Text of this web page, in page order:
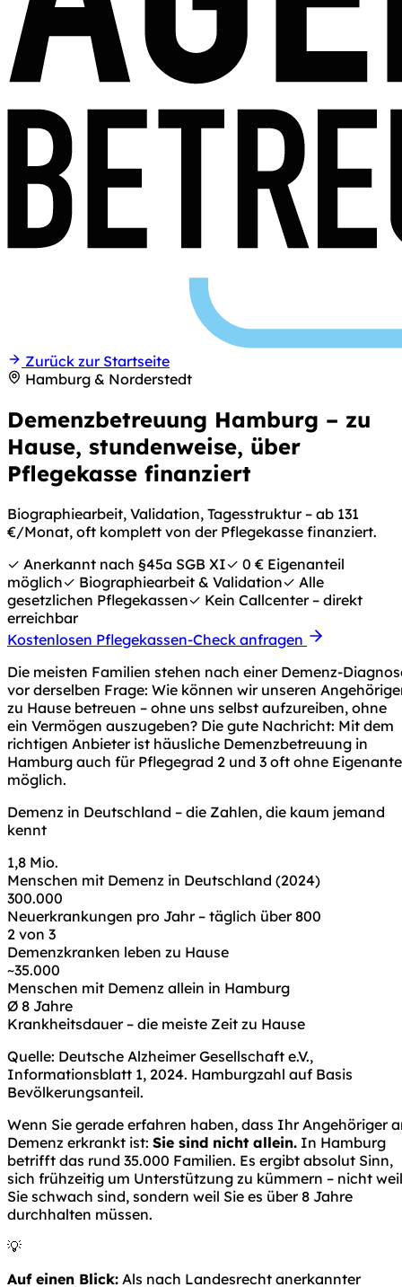
Zurück zur Startseite
Hamburg & Norderstedt
Demenzbetreuung Hamburg – zu
Hause, stundenweise, über
Pflegekasse finanziert
Biographiearbeit, Validation, Tagesstruktur – ab 131
€/Monat, oft komplett von der Pflegekasse finanziert.
✓ Anerkannt nach §45a SGB XI✓ 0 € Eigenanteil
möglich✓ Biographiearbeit & Validation✓ Alle
gesetzlichen Pflegekassen✓ Kein Callcenter – direkt
erreichbar
Kostenlosen Pflegekassen-Check anfragen
Die meisten Familien stehen nach einer Demenz-
vor derselben Frage: Wie können wir unseren
zu Hause betreuen – ohne uns selbst aufzureiben, ohne
ein Vermögen auszugeben? Die gute Nachricht: Mit dem
richtigen Anbieter ist häusliche Demenzbetreuung in
Hamburg auch für Pflegegrad 2 und 3 oft ohne
möglich.
Demenz in Deutschland – die Zahlen, die kaum jemand
kennt
1,8 Mio.
Menschen mit Demenz in Deutschland (2024)
300.000
Neuerkrankungen pro Jahr – täglich über 800
2 von 3
Demenzkranken leben zu Hause
~35.000
Menschen mit Demenz allein in Hamburg
Ø 8 Jahre
Krankheitsdauer – die meiste Zeit zu Hause
Quelle: Deutsche Alzheimer Gesellschaft e.V.,
Informationsblatt 1, 2024. Hamburgzahl auf Basis
Bevölkerungsanteil.
Wenn Sie gerade erfahren haben, dass Ihr Angehöriger
Demenz erkrankt ist: Sie sind nicht allein. In Hamburg
betrifft das rund 35.000 Familien. Es ergibt absolut Sinn,
sich frühzeitig um Unterstützung zu kümmern – nicht weil
Sie schwach sind, sondern weil Sie es über 8 Jahre
durchhalten müssen.
💡
Auf einen Blick: Als nach Landesrecht anerkannter